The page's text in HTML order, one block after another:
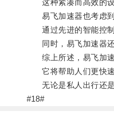
这种紧凑而高效的设
易飞加速器也考虑到
通过先进的智能控制
同时，易飞加速器还
综上所述，易飞加速
它将帮助人们更快速
无论是私人出行还是
#18#